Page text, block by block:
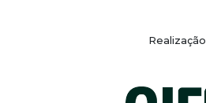
Realização